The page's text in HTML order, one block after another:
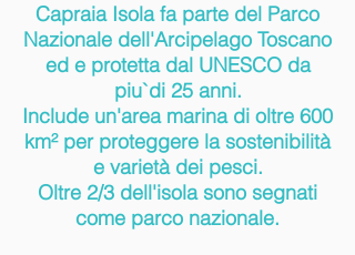
Capraia Isola fa parte del Parco
Nazionale dell'Arcipelago Toscano
ed e protetta dal UNESCO da
piu`di 25 anni.
Include un'area marina di oltre 600
km² per proteggere la sostenibilità
e varietà dei pesci.
Oltre 2/3 dell'isola sono segnati
come parco nazionale.